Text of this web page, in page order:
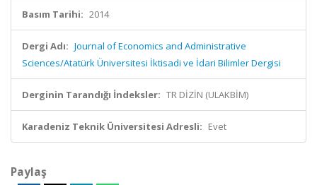
Basım Tarihi: 2014
Dergi Adı: Journal of Economics and Administrative
Sciences/Atatürk Üniversitesi İktisadi ve İdari Bilimler Dergisi
Derginin Tarandığı İndeksler: TR DİZİN (ULAKBİM)
Karadeniz Teknik Üniversitesi Adresli: Evet
Paylaş